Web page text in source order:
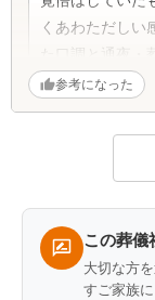
くあわただしい
た口調と通夜
た。お寺様に包
ました。他の遺
人は喜んでい
儀でした。通
で、故人と最
参考になった
この葬儀
大切な方
すご家族